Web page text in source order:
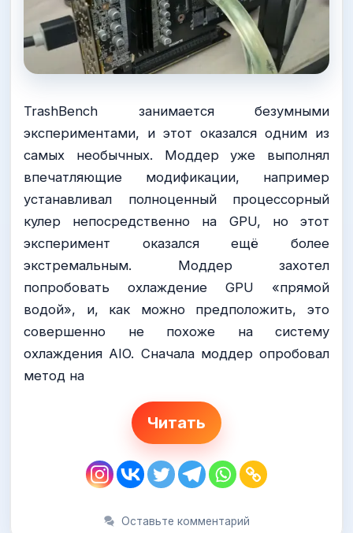
TrashBench занимается безумными
экспериментами, и этот оказался одним из
самых необычных. Моддер уже выполнял
впечатляющие модификации, например
устанавливал полноценный процессорный
кулер непосредственно на GPU, но этот
эксперимент оказался ещё более
экстремальным. Моддер захотел
попробовать охлаждение GPU «прямой
водой», и, как можно предположить, это
совершенно не похоже на систему
охлаждения AIO. Сначала моддер опробовал
метод на
Читать
Оставьте комментарий